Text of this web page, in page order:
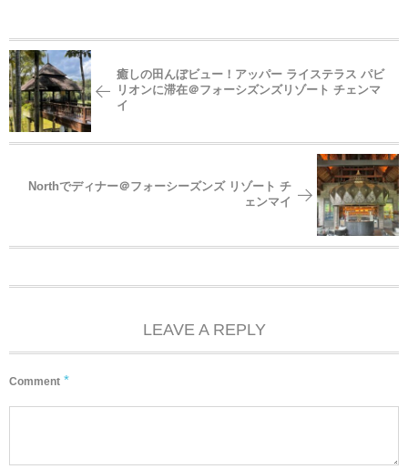
癒しの田んぼビュー！アッパー ライステラス パビ
リオンに滞在＠フォーシズンズリゾート チェンマ
イ
Northでディナー＠フォーシーズンズ リゾート チ
ェンマイ
LEAVE A REPLY
Comment *